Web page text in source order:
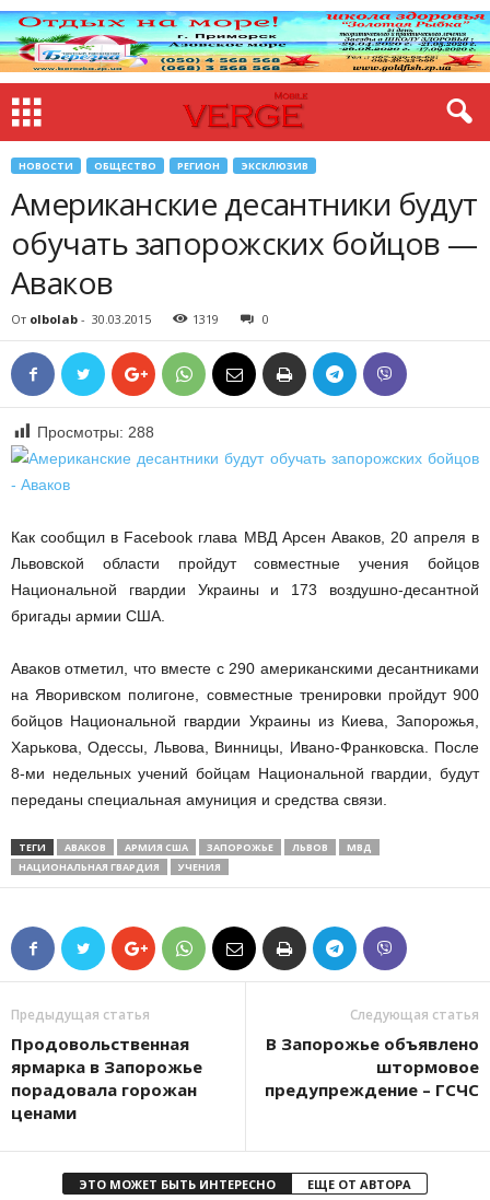
НОВОСТИ ОБЩЕСТВО РЕГИОН ЭКСКЛЮЗИВ
Американские десантники будут
обучать запорожских бойцов —
Аваков
От olbolab - 30.03.2015 1319 0
Просмотры: 288
Как сообщил в Facebook глава МВД Арсен Аваков, 20 апреля в
Львовской области пройдут совместные учения бойцов
Национальной гвардии Украины и 173 воздушно-десантной
бригады армии США.
Аваков отметил, что вместе с 290 американскими десантниками
на Яворивском полигоне, совместные тренировки пройдут 900
бойцов Национальной гвардии Украины из Киева, Запорожья,
Харькова, Одессы, Львова, Винницы, Ивано-Франковска. После
8-ми недельных учений бойцам Национальной гвардии, будут
переданы специальная амуниция и средства связи.
ТЕГИ АВАКОВ АРМИЯ США ЗАПОРОЖЬЕ ЛЬВОВ
МВД
НАЦИОНАЛЬНАЯ ГВАРДИЯ
УЧЕНИЯ
Предыдущая статья
Продовольственная
ярмарка в Запорожье
порадовала горожан
ценами
Следующая статья
В Запорожье объявлено
штормовое
предупреждение – ГСЧС
ЭТО МОЖЕТ БЫТЬ ИНТЕРЕСНО ЕЩЕ ОТ АВТОРА